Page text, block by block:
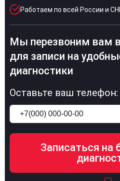
Работаем по всей России и
Мы перезвоним вам
для записи на
диагностики
Оставьте ваш телефон: